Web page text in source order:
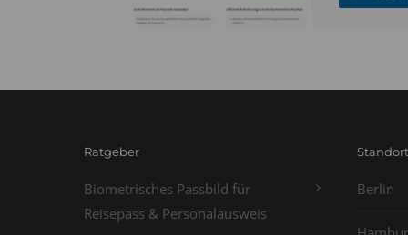
Ratgeber
Biometrisches Passbild für
Reisepass & Personalausweis
Berlin